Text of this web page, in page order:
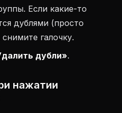
Если какие-то
дублями (просто
галочку.
дубли».
нажатии